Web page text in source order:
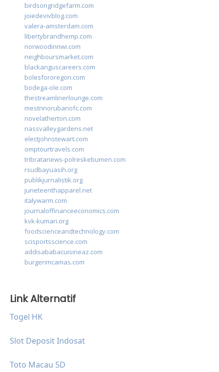
birdsongridgefarm.com
joiedevivblog.com
valera-amsterdam.com
libertybrandhemp.com
norwoodinnwi.com
neighboursmarket.com
blackanguscareers.com
bolesfororegon.com
bodega-ole.com
thestreamlinerlounge.com
mestrinorubanofc.com
novelatherton.com
nassvalleygardens.net
electjohnstewart.com
omptourtravels.com
tribratanews-polreskebumen.com
rsudbayuasih.org
publikjurnalistik.org
juneteenthapparel.net
italywarm.com
journaloffinanceeconomics.com
kvk-kumari.org
foodscienceandtechnology.com
scisportsscience.com
addisababacuisineaz.com
burgerimcamas.com
Link Alternatif
Togel HK
Slot Deposit Indosat
Toto Macau 5D